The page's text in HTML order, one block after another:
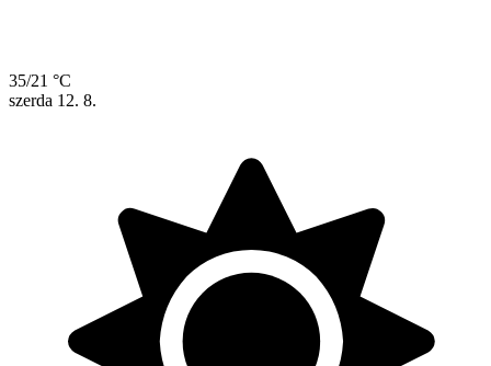
35/21 °C
szerda 12. 8.